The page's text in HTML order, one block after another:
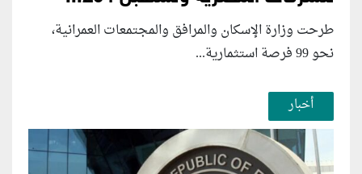
طرحت وزارة الإسكان والمرافق والمجتمعات العمرانية،
نحو 99 فرصة استثمارية...
أخبار